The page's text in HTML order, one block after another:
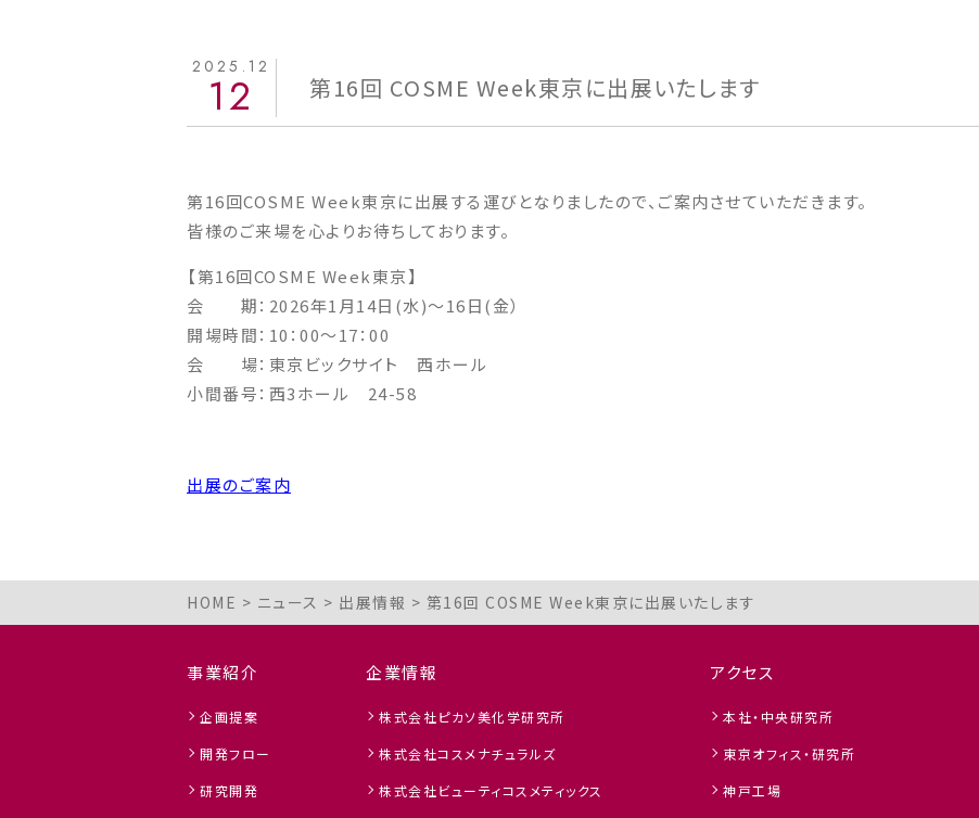
2025.12
12 第16回 COSME Week東京に出展いたします
第16回COSME Week東京に出展する運びとなりましたので、ご案内させていただきます。
皆様のご来場を心よりお待ちしております。
【第16回COSME Week東京】
会 期：2026年1月14日(水)～16日(金）
開場時間：10：00〜17：00
会 場：東京ビックサイト 西ホール
小間番号：西3ホール 24-58
出展のご案内
HOME > ニュース > 出展情報 > 第16回 COSME Week東京に出展いたします
事業紹介
企画提案
開発フロー
研究開発
企業情報
株式会社ピカソ美化学研究所
株式会社コスメナチュラルズ
株式会社ビューティコスメティックス
アクセス
本社・中央研究所
東京オフィス・研究所
神戸工場